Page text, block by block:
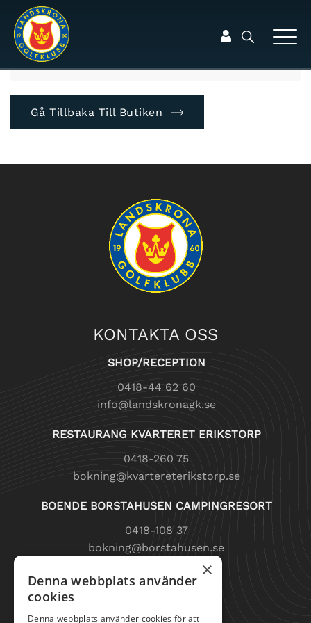
Din varukorg är för närvarande tom.
Gå Tillbaka Till Butiken
KONTAKTA OSS
SHOP/RECEPTION
0418-44 62 60
info@landskronagk.se
RESTAURANG KVARTERET ERIKSTORP
0418-260 75
bokning@kvartereterikstorp.se
BOENDE BORSTAHUSEN CAMPINGRESORT
0418-108 37
bokning@borstahusen.se
SNABBLÄNKAR
SPELA GOLF
×
Denna webbplats använder
cookies
Denna webbplats använder cookies för att